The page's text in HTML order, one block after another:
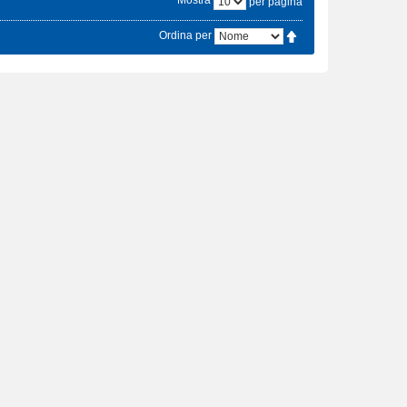
Ordina per